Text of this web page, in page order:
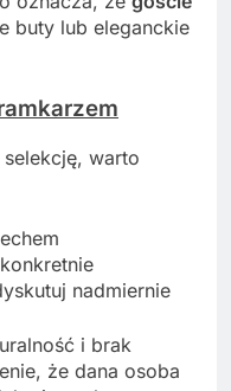
buty lub eleganckie
warto
nadmiernie
i brak
że dana osoba